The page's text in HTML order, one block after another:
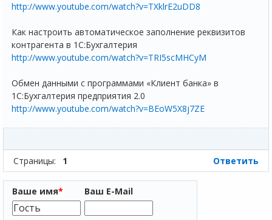
http://www.youtube.com/watch?v=TXklrE2uDD8
Как настроить автоматическое заполнение реквизитов
контрагента в 1C:Бухгалтерия
http://www.youtube.com/watch?v=TRI5scMHCyM
Обмен данными с программами «Клиент банка» в
1С:Бухгалтерия предприятия 2.0
http://www.youtube.com/watch?v=BEoW5X8j7ZE
Страницы: 1 Ответить
Ваше имя* Ваш E-Mail